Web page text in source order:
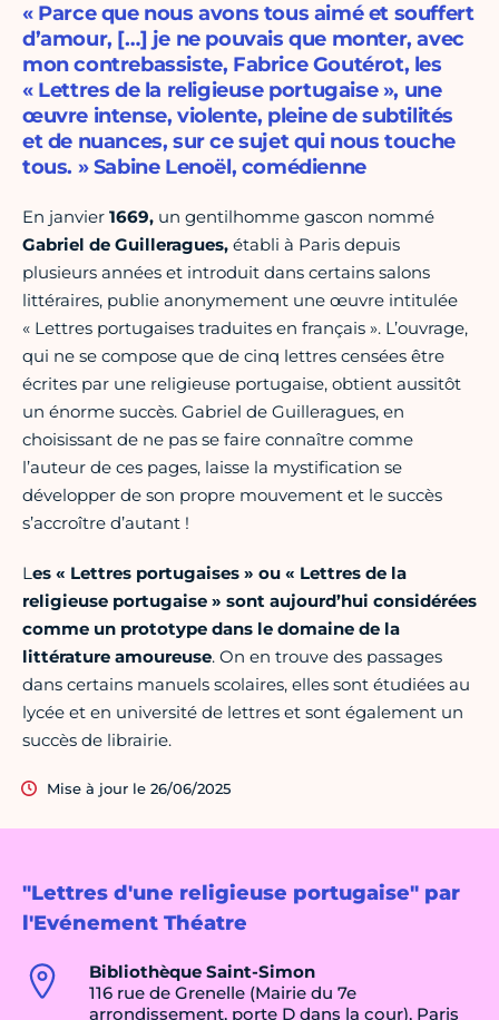
"Lettres d'une religieuse portugaise" par
l'Evénement Théatre
Bibliothèque Saint-Simon
116 rue de Grenelle (Mairie du 7e
arrondissement, porte D dans la cour), Paris
« Parce que nous avons tous aimé et souffert
d’amour, […] je ne pouvais que monter, avec
mon contrebassiste, Fabrice Goutérot, les
« Lettres de la religieuse portugaise », une
œuvre intense, violente, pleine de subtilités
et de nuances, sur ce sujet qui nous touche
tous. » Sabine Lenoël, comédienne
En janvier 1669, un gentilhomme gascon nommé
Gabriel de Guilleragues, établi à Paris depuis
plusieurs années et introduit dans certains salons
littéraires, publie anonymement une œuvre intitulée
« Lettres portugaises traduites en français ». L’ouvrage,
qui ne se compose que de cinq lettres censées être
écrites par une religieuse portugaise, obtient aussitôt
un énorme succès. Gabriel de Guilleragues, en
choisissant de ne pas se faire connaître comme
l’auteur de ces pages, laisse la mystification se
développer de son propre mouvement et le succès
s’accroître d’autant !
Les « Lettres portugaises » ou « Lettres de la
religieuse portugaise » sont aujourd’hui considérées
comme un prototype dans le domaine de la
littérature amoureuse. On en trouve des passages
dans certains manuels scolaires, elles sont étudiées au
lycée et en université de lettres et sont également un
succès de librairie.
Mise à jour le 26/06/2025